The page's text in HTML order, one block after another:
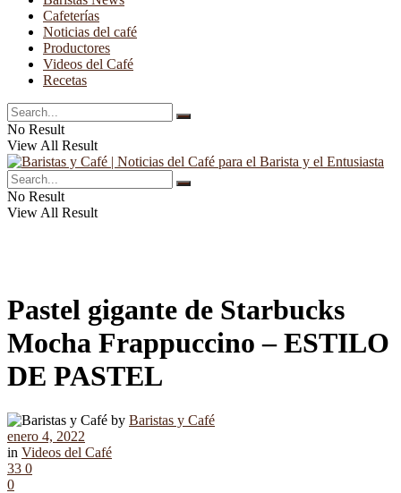
Cafeterías
Noticias del café
Productores
Videos del Café
Recetas
No Result
View All Result
No Result
View All Result
Pastel gigante de Starbucks
Mocha Frappuccino – ESTILO
DE PASTEL
by Baristas y Café
enero 4, 2022
in Videos del Café
33 0
0